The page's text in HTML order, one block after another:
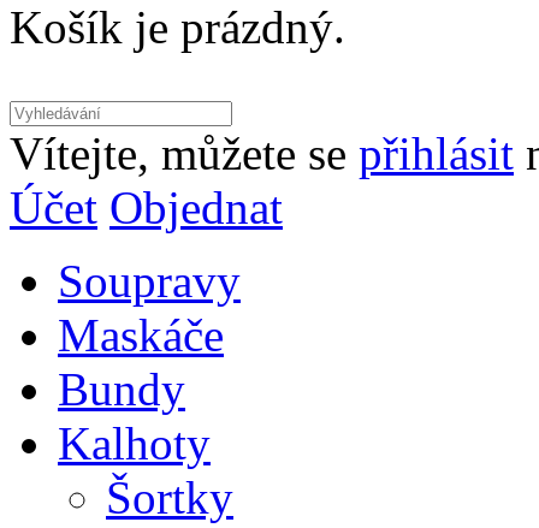
Košík je prázdný.
Vítejte, můžete se přihlásit
Účet Objednat
Soupravy
Maskáče
Bundy
Kalhoty
Šortky